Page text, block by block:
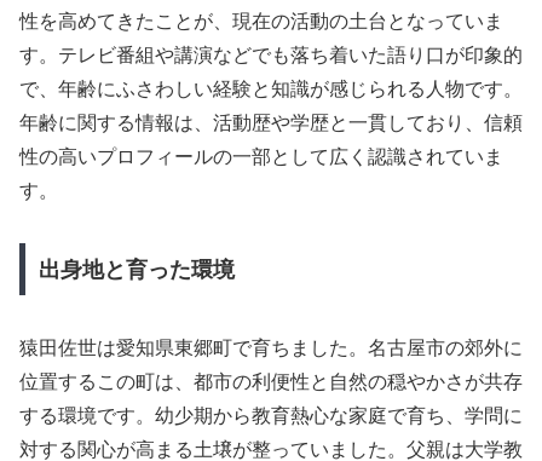
性を高めてきたことが、現在の活動の土台となっていま
す。テレビ番組や講演などでも落ち着いた語り口が印象的
で、年齢にふさわしい経験と知識が感じられる人物です。
年齢に関する情報は、活動歴や学歴と一貫しており、信頼
性の高いプロフィールの一部として広く認識されていま
す。
出身地と育った環境
猿田佐世は愛知県東郷町で育ちました。名古屋市の郊外に
位置するこの町は、都市の利便性と自然の穏やかさが共存
する環境です。幼少期から教育熱心な家庭で育ち、学問に
対する関心が高まる土壌が整っていました。父親は大学教